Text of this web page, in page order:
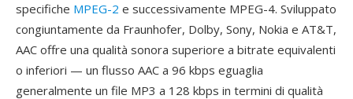
specifiche MPEG-2 e successivamente MPEG-4. Sviluppato
congiuntamente da Fraunhofer, Dolby, Sony, Nokia e AT&T,
AAC offre una qualità sonora superiore a bitrate equivalenti
o inferiori — un flusso AAC a 96 kbps eguaglia
generalmente un file MP3 a 128 kbps in termini di qualità